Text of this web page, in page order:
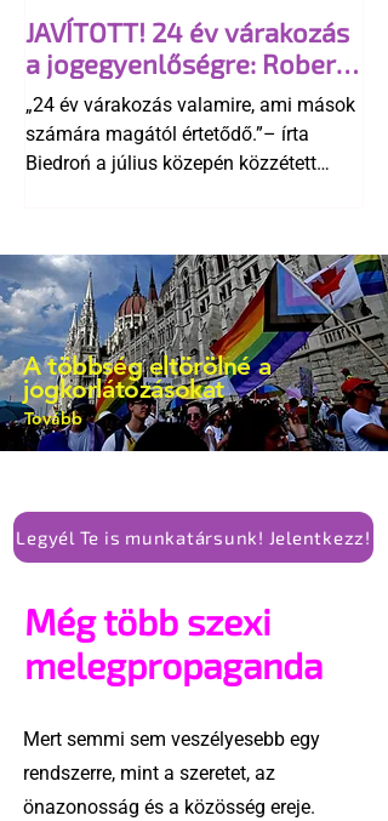
elismerését. Közben az ellenzéken belül
is vita robbant ki arról, hogy vissza
kellene-e vonni a kormány konzervatív
alkotmánymódosítását
JAVÍTOTT! 24 év várakozás
a jogegyenlőségre: Robert
Biedroń megindító üzenete
a lengyel bejegyzett
élettársi kapcsolatokért
„24 év várakozás valamire, ami mások
számára magától értetődő.”– írta
Biedroń a július közepén közzétett
A többség eltörölné a
jogkorlátozásokat
Tovább
Legyél Te is munkatársunk! Jelentkezz!
Még több szexi
melegpropaganda
Mert semmi sem veszélyesebb egy
rendszerre, mint a szeretet, az
önazonosság és a közösség ereje.